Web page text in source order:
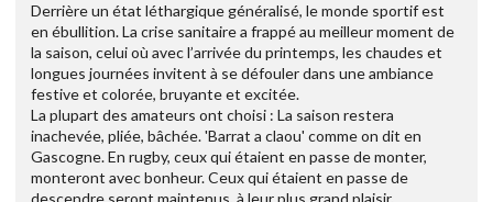
Derrière un état léthargique généralisé, le monde sportif est
en ébullition. La crise sanitaire a frappé au meilleur moment de
la saison, celui où avec l’arrivée du printemps, les chaudes et
longues journées invitent à se défouler dans une ambiance
festive et colorée, bruyante et excitée.
La plupart des amateurs ont choisi : La saison restera
inachevée, pliée, bâchée. 'Barrat a claou' comme on dit en
Gascogne. En rugby, ceux qui étaient en passe de monter,
monteront avec bonheur. Ceux qui étaient en passe de
descendre seront maintenus, à leur plus grand plaisir.